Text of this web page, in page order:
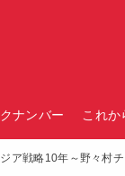
ナンバー これか
ジア戦略10年～野々村